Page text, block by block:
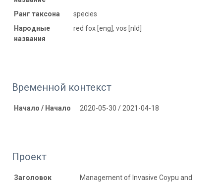
Ранг таксона
species
Народные
названия
red fox [eng], vos [nld]
Временной контекст
Начало / Начало 2020-05-30 / 2021-04-18
Проект
Заголовок
Management of Invasive Coypu and